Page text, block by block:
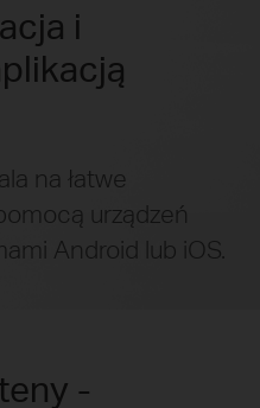
i
na łatwe
urządzeń
Android lub iOS.
-